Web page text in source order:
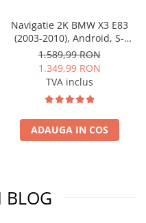
Navigatie 2K BMW X3 E83
(2003-2010), Android, S-
Quadcore / 4GB RAM + 64GB
ROM, 9.5 Inch - AD-
BGS90042K+AD-BGRKIT395
1.589,99 RON
1.349,99 RON
TVA inclus
ADAUGA IN COS
BLOG